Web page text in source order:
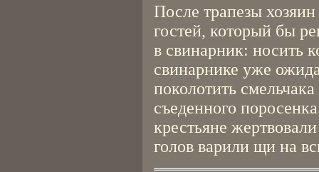
После трапезы
гостей, который бы
в свинарник: носить
свинарнике уже
поколотить
съеденного
крестьяне
голов варили щи на